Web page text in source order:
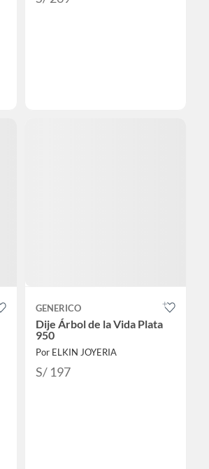
GENERICO
Dije Árbol de la Vida Plata
950
Por ELKIN JOYERIA
S/ 197